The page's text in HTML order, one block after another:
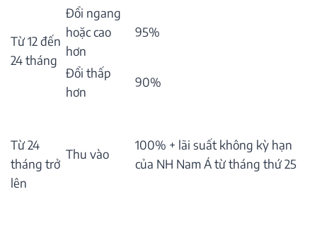
Từ 12 đến
24 tháng
Đổi ngang
hoặc cao
hơn
95%
Đổi thấp
hơn
90%
Từ 24
tháng trở
lên
Thu vào
100% + lãi suất không kỳ hạn
của NH Nam Á từ tháng thứ 25